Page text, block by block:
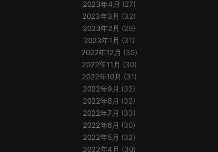
2023年4月 (27)
2023年3月 (32)
2023年2月 (29)
2023年1月 (31)
2022年12月 (30)
2022年11月 (30)
2022年10月 (31)
2022年9月 (32)
2022年8月 (32)
2022年7月 (33)
2022年6月 (30)
2022年5月 (32)
2022年4月 (30)